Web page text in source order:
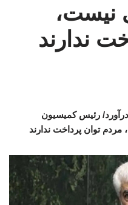
نیست،
ندارند
رئیس کمیسیون
توان پرداخت ندارند